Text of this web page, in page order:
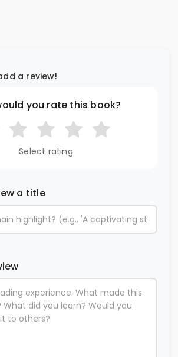
a review!
you rate this book?
Select rating
a title